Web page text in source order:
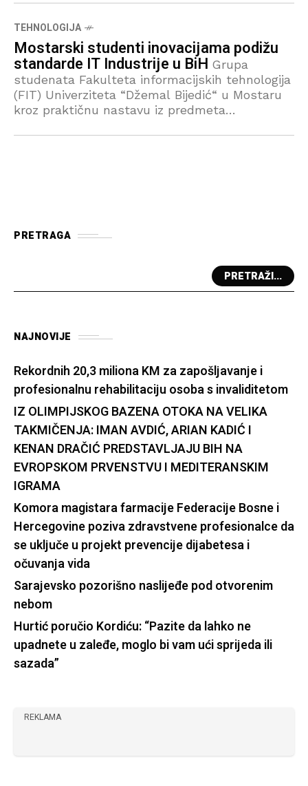
obrazovanju i primjeni umjetne inteligencije,
započinje u srijedu, 23. travnja. Konferencija će
trajati do 25. travnja i održava se u
TEHNOLOGIJA
Mostarski studenti inovacijama podižu
standarde IT Industrije u BiH Grupa
studenata Fakulteta informacijskih tehnologija
(FIT) Univerziteta “Džemal Bijedić“ u Mostaru
kroz praktičnu nastavu iz predmeta
pod nazivom ClickIT. Riječ je o inicijativi koja
PRETRAGA
PRETRAŽI...
NAJNOVIJE
Rekordnih 20,3 miliona KM za zapošljavanje i
profesionalnu rehabilitaciju osoba s invaliditetom
IZ OLIMPIJSKOG BAZENA OTOKA NA VELIKA
TAKMIČENJA: IMAN AVDIĆ, ARIAN KADIĆ I
KENAN DRAČIĆ PREDSTAVLJAJU BIH NA
EVROPSKOM PRVENSTVU I MEDITERANSKIM
IGRAMA
Komora magistara farmacije Federacije Bosne i
Hercegovine poziva zdravstvene profesionalce da
se uključe u projekt prevencije dijabetesa i
očuvanja vida
Sarajevsko pozorišno naslijeđe pod otvorenim
nebom
Hurtić poručio Kordiću: “Pazite da lahko ne
upadnete u zaleđe, moglo bi vam ući sprijeda ili
sazada”
REKLAMA